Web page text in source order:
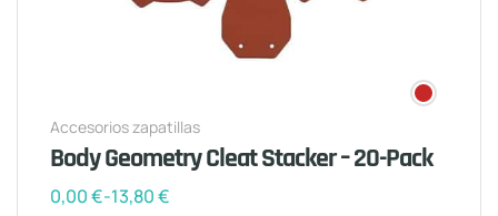
Accesorios zapatillas
Body Geometry Cleat Stacker – 20-Pack
0,00€-13,80€